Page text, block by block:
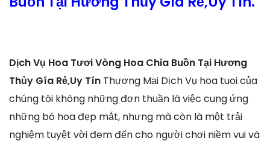
Dịch Vụ Hoa Tươi Vòng Hoa Chia Buồn Tại Hương
Thủy Gía Rẻ,Uy Tín Thương Mại Dịch Vụ hoa tuoi của
chúng tôi không những đơn thuần là việc cung ứng
những bó hoa đẹp mắt, nhưng mà còn là một trải
nghiệm tuyệt vời đem đến cho người chơi niềm vui và